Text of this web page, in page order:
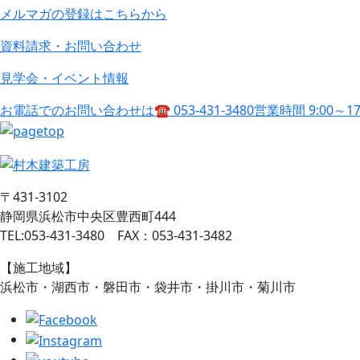
メルマガの登録はこちらから
資料請求・お問い合わせ
見学会・イベント情報
お電話でのお問い合わせは☎ 053-431-3480営業時間 9:00～
〒431-3102
静岡県浜松市中央区豊西町444
TEL:053-431-3480 FAX：053-431-3482
【施工地域】
浜松市・湖西市・磐田市・袋井市・掛川市・菊川市